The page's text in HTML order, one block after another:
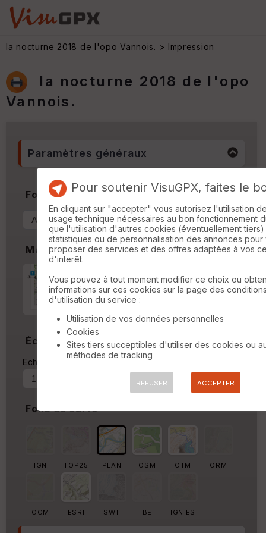
la nocturne 2018 de l'opo Vannois. > Impression
la nocturne 2018 de l'opo
Vannois.
Paramètres généraux
Format & Orientation
Marges
Marge autour de la trace
%
Échelle
Echelle actuelle : 1/37560
Fond de carte
IGN TOP25 PLAN OSM OTM ORM
OCM ESRI SWT BE IGN ES
Pour soutenir VisuGPX, faites le
En cliquant sur "accepter" vous autorisez l'utilisation
usage technique nécessaires au bon fonctionnement
que l'utilisation d'autres cookies (éventuellement
statistiques ou de personnalisation des annonces pour
proposer des services et des offres adaptées à vos
d'interêt.
Vous pouvez à tout moment modifier ce choix ou
informations sur ces cookies sur la page des
d'utilisation du service :
Utilisation de vos données personnelles
Cookies
Sites tiers succeptibles d'utiliser des cookies ou
méthodes de tracking
REFUSER ACCEPTER